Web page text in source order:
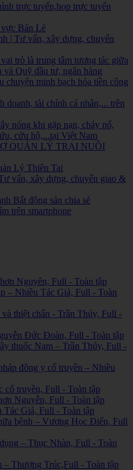
trực tuyến,họp trực tuyến
Bán Lẻ
| Tư vấn, xây dựng, chuyển
trò là trung tâm tương tác giữa
và Quỹ đầu tư, ngân hàng
chuyện minh bạch hóa tiền công
doanh, tài chính cá nhân,... trên
nóng khi gặp nạn, cháy nổ,
cứu hộ,...tại Việt Nam
QUẢN LÝ TRẠI NUÔI
Lý Thiên Tai
vấn, xây dựng, chuyển giao &
Bất động sản chia sẻ
trên smartphone
Nguyên, Full - Toàn tập
– Nhiều Tác Giả, Full - Toàn
và thiệt chẩn - Trần Thúy, Full -
Đức Đoàn, Full - Toàn tập
thuốc Nam – Trần Thúy, Full -
đông y cổ truyền – Nhiều
cổ truyền, Full - Toàn tập
Nguyễn, Full - Toàn tập
Giả, Full - Toàn tập
bệnh – Vương Học Điển, Full
– Thục Nhàn, Full - Toàn
– Thượng Trúc,Full - Toàn tập